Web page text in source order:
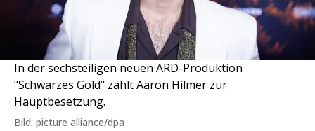
In der sechsteiligen neuen ARD-Produktion
"Schwarzes Gold" zählt Aaron Hilmer zur
Hauptbesetzung.
Bild: picture alliance/dpa